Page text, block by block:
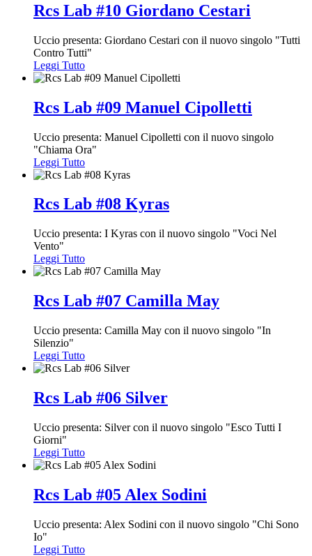
Rcs Lab #10 Giordano Cestari
Uccio presenta: Giordano Cestari con il nuovo singolo "Tutti
Contro Tutti"
Leggi Tutto
Rcs Lab #09 Manuel Cipolletti
Uccio presenta: Manuel Cipolletti con il nuovo singolo
"Chiama Ora"
Leggi Tutto
Rcs Lab #08 Kyras
Uccio presenta: I Kyras con il nuovo singolo "Voci Nel
Vento"
Leggi Tutto
Rcs Lab #07 Camilla May
Uccio presenta: Camilla May con il nuovo singolo "In
Silenzio"
Leggi Tutto
Rcs Lab #06 Silver
Uccio presenta: Silver con il nuovo singolo "Esco Tutti I
Giorni"
Leggi Tutto
Rcs Lab #05 Alex Sodini
Uccio presenta: Alex Sodini con il nuovo singolo "Chi Sono
Io"
Leggi Tutto